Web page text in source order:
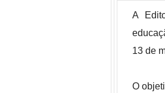
A
13 de
O